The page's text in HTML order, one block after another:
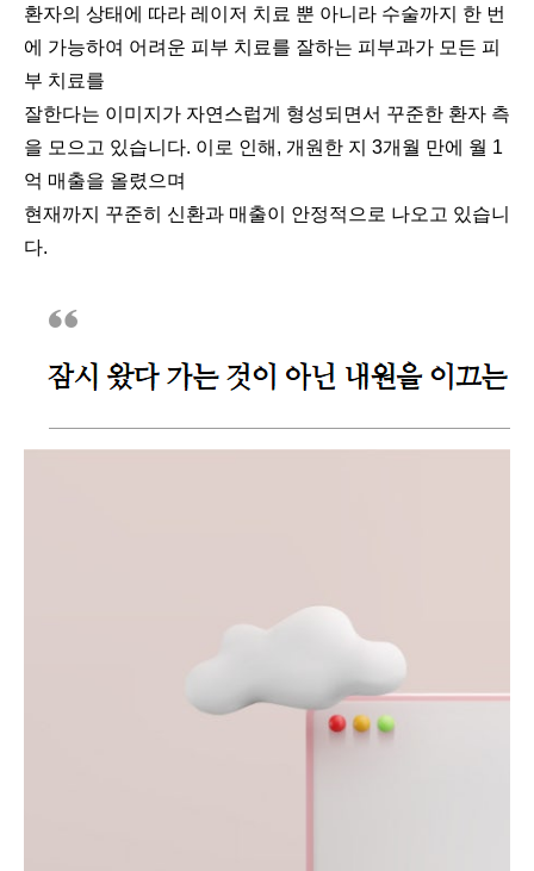
환자의 상태에 따라 레이저 치료 뿐 아니라 수술까지 한 번
에 가능하여 어려운 피부 치료를 잘하는 피부과가 모든 피
부 치료를
잘한다는 이미지가 자연스럽게 형성되면서 꾸준한 환자 측
을 모으고 있습니다. 이로 인해, 개원한 지 3개월 만에 월 1
억 매출을 올렸으며
현재까지 꾸준히 신환과 매출이 안정적으로 나오고 있습니
다.